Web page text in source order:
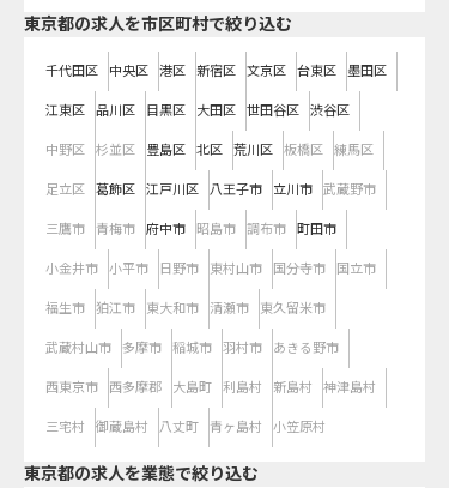
点の情報です。
東京都の求人を市区町村で絞り込む
千代田区 中央区 港区 新宿区 文京区 台東区 墨田区
江東区 品川区 目黒区 大田区 世田谷区 渋谷区
中野区 杉並区 豊島区 北区 荒川区 板橋区 練馬区
足立区 葛飾区 江戸川区 八王子市 立川市 武蔵野市
三鷹市 青梅市 府中市 昭島市 調布市 町田市
小金井市 小平市 日野市 東村山市 国分寺市 国立市
福生市 狛江市 東大和市 清瀬市 東久留米市
武蔵村山市 多摩市 稲城市 羽村市 あきる野市
西東京市 西多摩郡 大島町 利島村 新島村 神津島村
三宅村 御蔵島村 八丈町 青ヶ島村 小笠原村
東京都の求人を業態で絞り込む